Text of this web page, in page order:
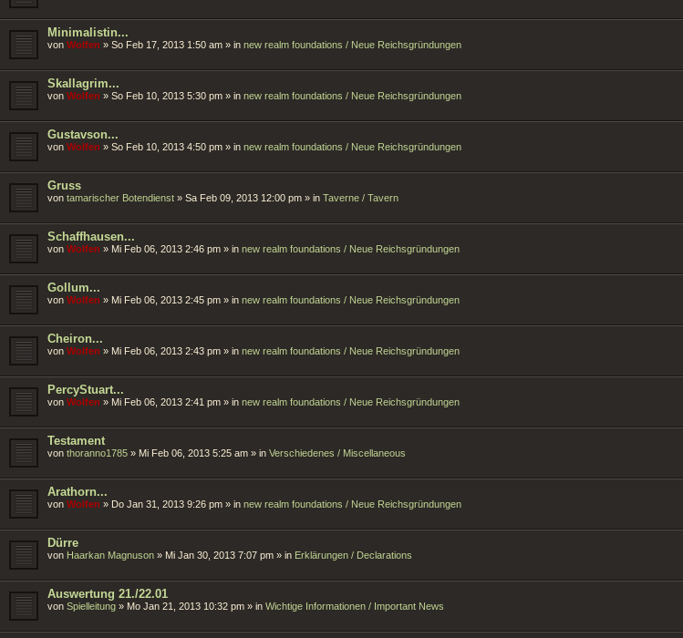
Minimalistin...
von Wolfen » So Feb 17, 2013 1:50 am » in new realm foundations / Neue Reichsgründungen
Skallagrim...
von Wolfen » So Feb 10, 2013 5:30 pm » in new realm foundations / Neue Reichsgründungen
Gustavson...
von Wolfen » So Feb 10, 2013 4:50 pm » in new realm foundations / Neue Reichsgründungen
Gruss
von tamarischer Botendienst » Sa Feb 09, 2013 12:00 pm » in Taverne / Tavern
Schaffhausen...
von Wolfen » Mi Feb 06, 2013 2:46 pm » in new realm foundations / Neue Reichsgründungen
Gollum...
von Wolfen » Mi Feb 06, 2013 2:45 pm » in new realm foundations / Neue Reichsgründungen
Cheiron...
von Wolfen » Mi Feb 06, 2013 2:43 pm » in new realm foundations / Neue Reichsgründungen
PercyStuart...
von Wolfen » Mi Feb 06, 2013 2:41 pm » in new realm foundations / Neue Reichsgründungen
Testament
von thoranno1785 » Mi Feb 06, 2013 5:25 am » in Verschiedenes / Miscellaneous
Arathorn...
von Wolfen » Do Jan 31, 2013 9:26 pm » in new realm foundations / Neue Reichsgründungen
Dürre
von Haarkan Magnuson » Mi Jan 30, 2013 7:07 pm » in Erklärungen / Declarations
Auswertung 21./22.01
von Spielleitung » Mo Jan 21, 2013 10:32 pm » in Wichtige Informationen / Important News